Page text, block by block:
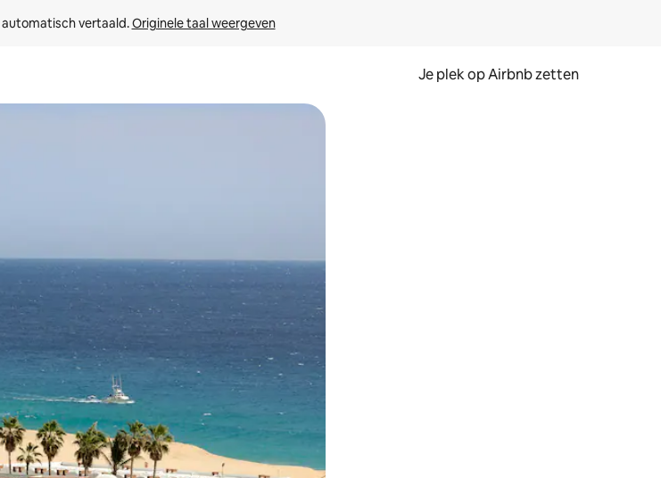
vertaald. Originele taal weergeven
Je plek op Airbnb zetten
omhoog en omlaag, óf door te tikken of swipen.